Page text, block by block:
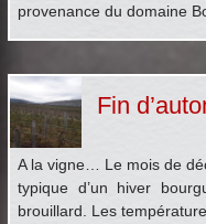
provenance du domaine
Fin
A la vigne… Le mois de
typique d’un hiver
brouillard. Les